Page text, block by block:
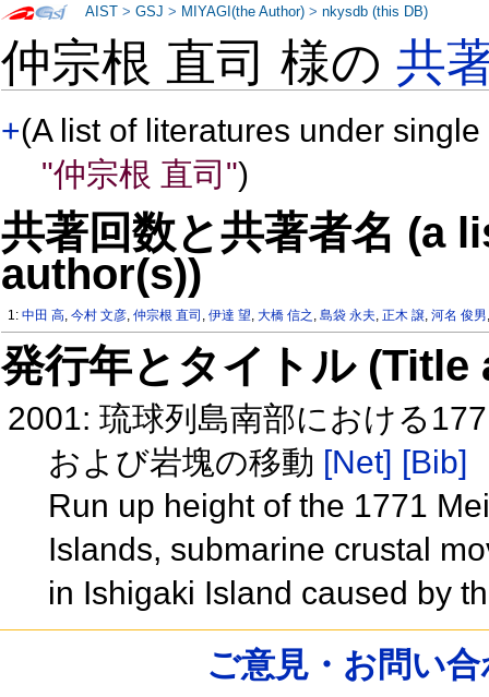
仲宗根 直司 様の共
+(A list of literatures under
"仲宗根 直司")
共著回数と共著者名 (a
author(s))
1:中田 高,今村 文彦,仲宗根 直司 ,伊達 望,大橋 信之 ,島袋 永夫,正木 譲,河名 俊男
発行年とタイトル
2001: 琉球列島南部における
および岩塊の移動 [Net] [Bib]
Run up height of the 1771
Islands, submarine crustal
in Ishigaki Island caused by
AIST >GSJ > MIYAGI(the Author) >nkysdb (this DB)
ご意見・お問い